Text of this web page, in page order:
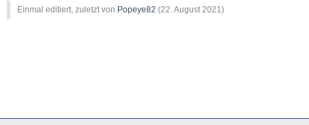
http://www.researchgate.net/publication/301376092_Implementa
ay-s-market-view---adriatic-metals-afritin-bluerock-diamonds-
Einmal editiert, zuletzt von Popeye82 (22. August 2021)